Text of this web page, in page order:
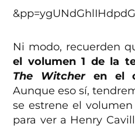
Ni modo, recuerden
el volumen 1 de la
The Witcheren el
Aunque eso sí,
se estrene el
para ver a Henry